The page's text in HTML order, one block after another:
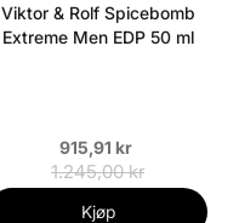
Viktor & Rolf Spicebomb
Extreme Men EDP 50 ml
915,91 kr
1.245,00 kr
Kjøp